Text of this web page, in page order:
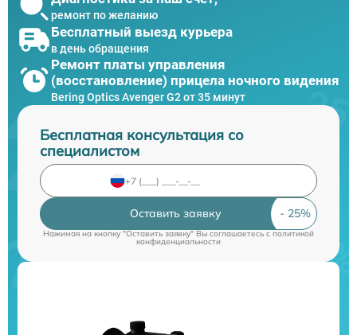
ремонт по желанию
Бесплатный выезд курьера
в день обращения
Ремонт платы управления
(восстановление) прицела ночного видения
Bering Optics Avenger G2 от 35 минут
Бесплатная консультация со
специалистом
Оставить заявку
Нажимая на кнопку "Оставить заявку" Вы соглашаетесь cполитикой
конфиденциальности